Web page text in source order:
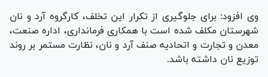
وی افزود: برای جلوگیری از تکرار این تخلف، کارگروه آرد و نان
شهرستان مکلف شده است با همکاری فرمانداری، اداره صنعت،
معدن و تجارت و اتحادیه صنف آرد و نان، نظارت مستمر بر روند
توزیع نان داشته باشد.